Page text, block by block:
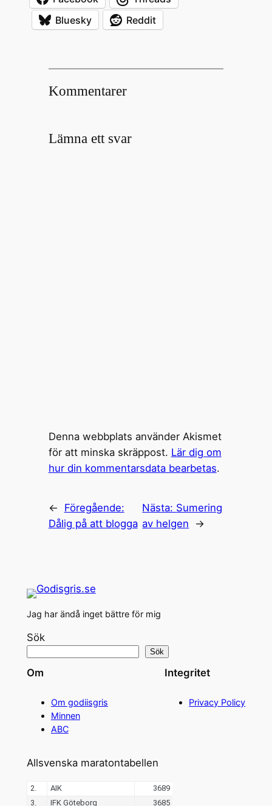
Bluesky
Reddit
Kommentarer
Lämna ett svar
Denna webbplats använder Akismet
för att minska skräppost. Lär dig om
hur din kommentarsdata bearbetas.
←
Föregående:
Dålig på att blogga
Nästa: Sumering
av helgen
→
Jag har ändå inget bättre för mig
Sök
Sök
Om
Om godiisgris
Minnen
ABC
Integritet
Privacy Policy
Allsvenska maratontabellen